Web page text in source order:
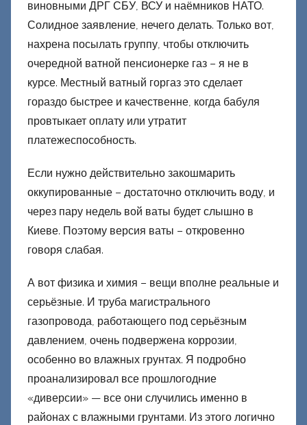
виновными ДРГ СБУ, ВСУ и наёмников НАТО.
Солидное заявление, нечего делать. Только вот,
нахрена посылать группу, чтобы отключить
очередной ватной пенсионерке газ – я не в
курсе. Местный ватный горгаз это сделает
гораздо быстрее и качественне, когда бабуля
провтыкает оплату или утратит
платежеспособность.
Если нужно действительно закошмарить
оккупированные – достаточно отключить воду, и
через пару недель вой ваты будет слышно в
Киеве. Поэтому версия ваты – откровенно
говоря слабая.
А вот физика и химия – вещи вполне реальные и
серьёзные. И труба магистрального
газопровода, работающего под серьёзным
давлением, очень подвержена коррозии,
особенно во влажных грунтах. Я подробно
проанализировал все прошлогодние
«диверсии» — все они случились именно в
районах с влажными грунтами. Из этого логично